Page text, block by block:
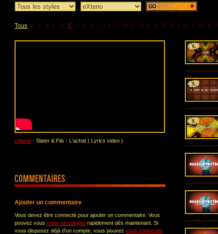
Tous # A B C D E F G H J K L M N O P Q R S T U V W X Y
eXterio - Slater & Fils - L'achat ( Lyrics video )
Ajouter un commentaire
Vous devez être connecté pour ajouter un commentaire. Vous
pouvez vous créer un compte rapidement dès maintenant. Si
vous disposez déjà d'un compte, vous pouvez vous connecter